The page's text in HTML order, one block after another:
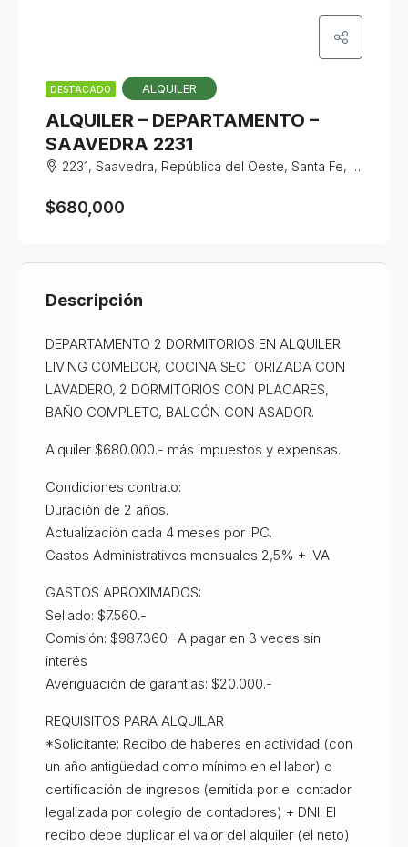
DESTACADO ALQUILER
ALQUILER – DEPARTAMENTO –
SAAVEDRA 2231
2231, Saavedra, República del Oeste, Santa Fe, Santa Fe Capital, Departamento La Capital, Santa Fe, S3000, Argentina
$680,000
Descripción
DEPARTAMENTO 2 DORMITORIOS EN ALQUILER
LIVING COMEDOR, COCINA SECTORIZADA CON
LAVADERO, 2 DORMITORIOS CON PLACARES,
BAÑO COMPLETO, BALCÓN CON ASADOR.
Alquiler $680.000.- más impuestos y expensas.
Condiciones contrato:
Duración de 2 años.
Actualización cada 4 meses por IPC.
Gastos Administrativos mensuales 2,5% + IVA
GASTOS APROXIMADOS:
Sellado: $7.560.-
Comisión: $987.360- A pagar en 3 veces sin
interés
Averiguación de garantías: $20.000.-
REQUISITOS PARA ALQUILAR
*Solicitante: Recibo de haberes en actividad (con
un año antigüedad como mínimo en el labor) o
certificación de ingresos (emitida por el contador
legalizada por colegio de contadores) + DNI. El
recibo debe duplicar el valor del alquiler (el neto)